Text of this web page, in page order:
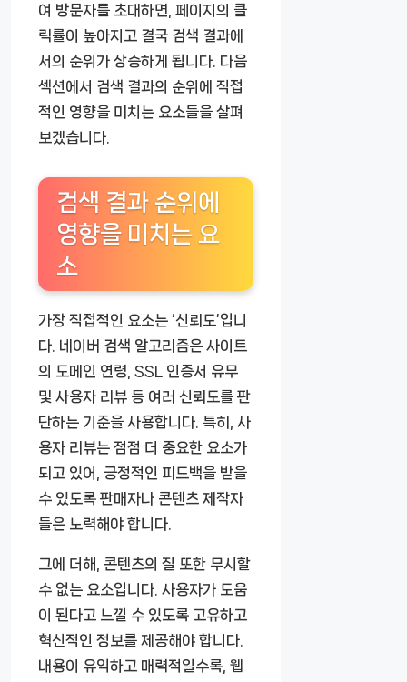
여 방문자를 초대하면, 페이지의 클
릭률이 높아지고 결국 검색 결과에
서의 순위가 상승하게 됩니다. 다음
섹션에서 검색 결과의 순위에 직접
적인 영향을 미치는 요소들을 살펴
보겠습니다.
검색 결과 순위에
영향을 미치는 요
소
가장 직접적인 요소는 ‘신뢰도’입니
다. 네이버 검색 알고리즘은 사이트
의 도메인 연령, SSL 인증서 유무
및 사용자 리뷰 등 여러 신뢰도를 판
단하는 기준을 사용합니다. 특히, 사
용자 리뷰는 점점 더 중요한 요소가
되고 있어, 긍정적인 피드백을 받을
수 있도록 판매자나 콘텐츠 제작자
들은 노력해야 합니다.
그에 더해, 콘텐츠의 질 또한 무시할
수 없는 요소입니다. 사용자가 도움
이 된다고 느낄 수 있도록 고유하고
혁신적인 정보를 제공해야 합니다.
내용이 유익하고 매력적일수록, 웹